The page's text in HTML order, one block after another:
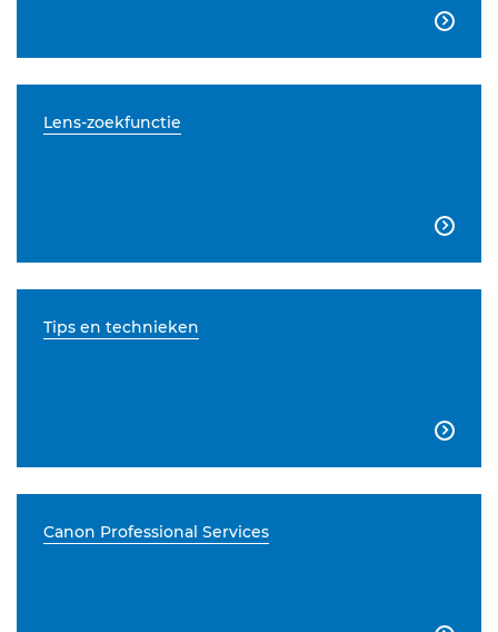

Lens-zoekfunctie

Tips en technieken

Canon Professional Services